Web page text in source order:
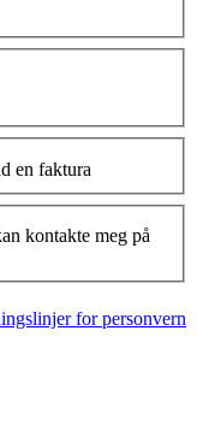
en faktura
kontakte meg på
for personvern